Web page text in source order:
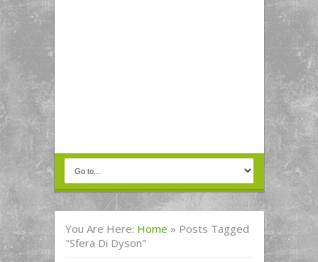
You Are Here: Home » Posts Tagged
"sfera Di Dyson"